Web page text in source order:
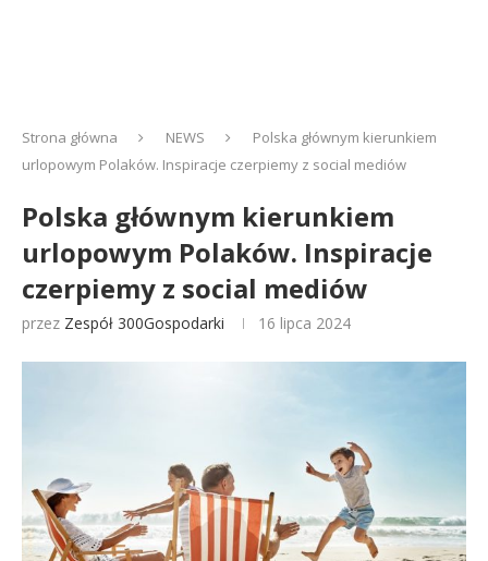
Strona główna NEWS
Polska głównym kierunkiem
urlopowym Polaków. Inspiracje czerpiemy z social mediów
Polska głównym kierunkiem
urlopowym Polaków. Inspiracje
czerpiemy z social mediów
przez Zespół 300Gospodarki 16 lipca 2024